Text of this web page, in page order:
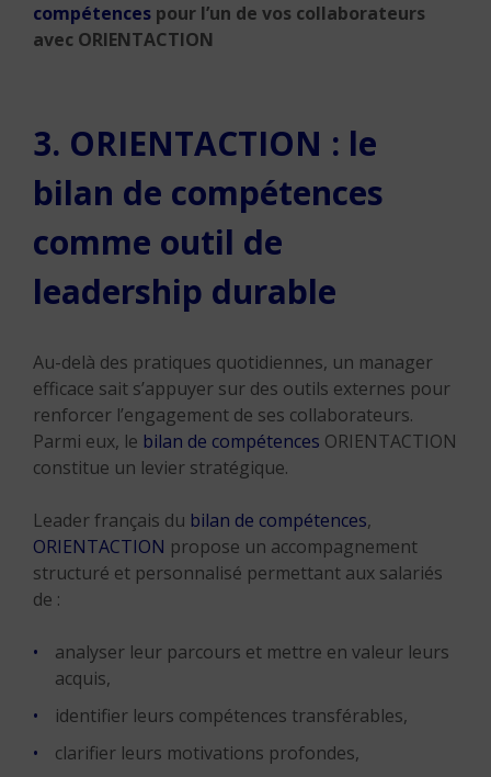
compétences pour l’un de vos collaborateurs
avec ORIENTACTION
3. ORIENTACTION : le
bilan de compétences
comme outil de
leadership durable
Au-delà des pratiques quotidiennes, un manager
efficace sait s’appuyer sur des outils externes pour
renforcer l’engagement de ses collaborateurs.
Parmi eux, le bilan de compétences ORIENTACTION
constitue un levier stratégique.
Leader français du bilan de compétences,
ORIENTACTION propose un accompagnement
structuré et personnalisé permettant aux salariés
de :
analyser leur parcours et mettre en valeur leurs
acquis,
identifier leurs compétences transférables,
clarifier leurs motivations profondes,